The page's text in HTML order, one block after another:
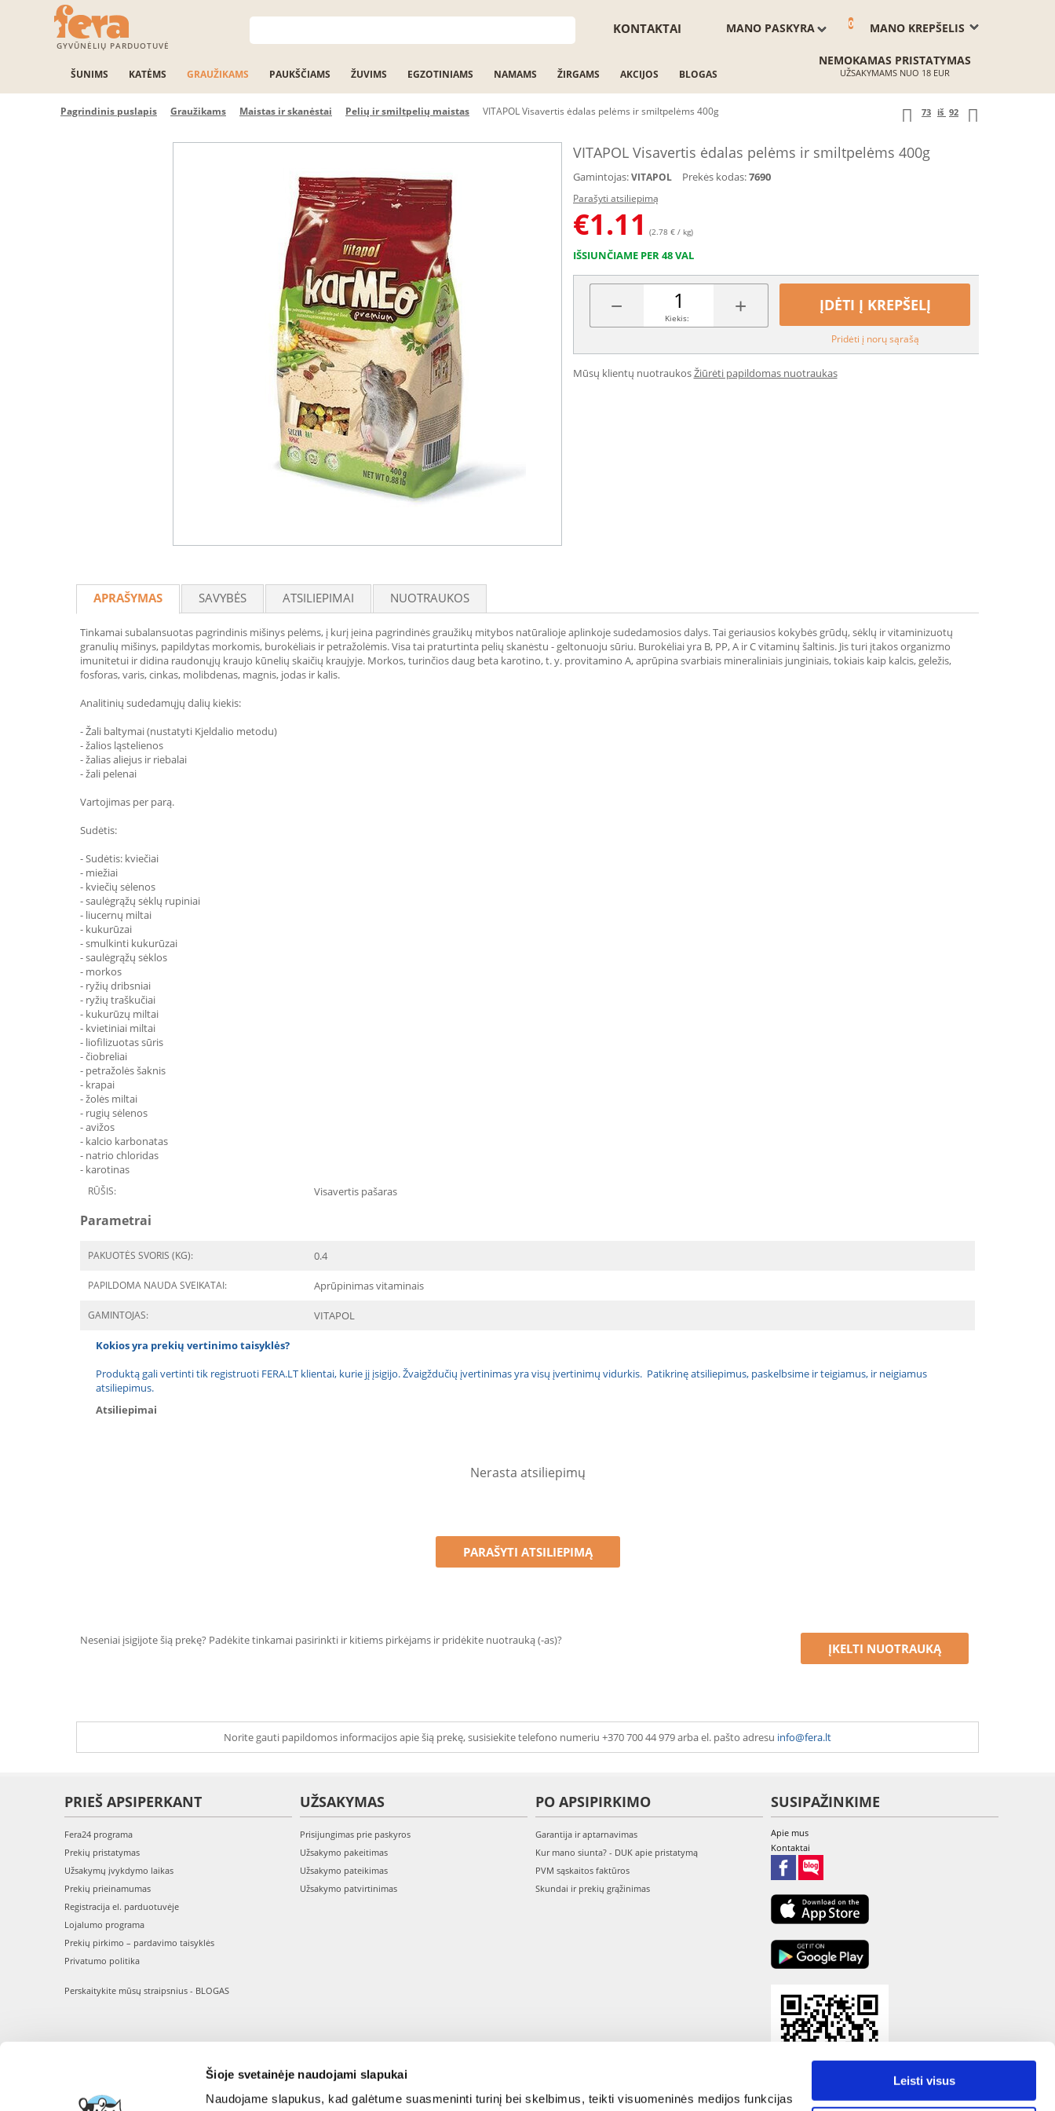
Šioje svetainėje naudojami slapukai
Naudojame slapukus, kad galėtume suasmeninti turinį bei skelbimus, teikti visuomeninės medijos funkcijas
Leisti visus
GYVŪNĖLIŲ PARDUOTUVĖ
MANO KREPŠELIS
0
MANO PASKYRA
KONTAKTAI
ŠUNIMS KATĖMS GRAUŽIKAMS PAUKŠČIAMS ŽUVIMS EGZOTINIAMS NAMAMS ŽIRGAMS AKCIJOS BLOGAS
NEMOKAMAS PRISTATYMAS
UŽSAKYMAMS NUO 18 EUR
Pagrindinis puslapis Graužikams Maistas ir skanėstai Pelių ir smiltpelių maistas VITAPOL Visavertis ėdalas pelėms ir smiltpelėms 400g 73 iš 92
VITAPOL Visavertis ėdalas pelėms ir smiltpelėms 400g
Gamintojas: VITAPOL Prekės kodas:7690
Parašyti atsiliepimą
€1.11 (2.78 € / kg)
IŠSIUNČIAME PER 48 VAL
− +
Kiekis:
ĮDĖTI Į KREPŠELĮ
Pridėti į norų sąrašą
Mūsų klientų nuotraukosŽiūrėti papildomas nuotraukas
APRAŠYMAS SAVYBĖS ATSILIEPIMAI NUOTRAUKOS
Tinkamai subalansuotas pagrindinis mišinys pelėms, į kurį įeina pagrindinės graužikų mitybos natūralioje aplinkoje sudedamosios dalys. Tai geriausios kokybės grūdų, sėklų ir vitaminizuotų
granulių mišinys, papildytas morkomis, burokėliais ir petražolėmis. Visa tai praturtinta pelių skanėstu - geltonuoju sūriu. Burokėliai yra B, PP, A ir C vitaminų šaltinis. Jis turi įtakos organizmo
imunitetui ir didina raudonųjų kraujo kūnelių skaičių kraujyje. Morkos, turinčios daug beta karotino, t. y. provitamino A, aprūpina svarbiais mineraliniais junginiais, tokiais kaip kalcis, geležis,
fosforas, varis, cinkas, molibdenas, magnis, jodas ir kalis.
Analitinių sudedamųjų dalių kiekis:
- Žali baltymai (nustatyti Kjeldalio metodu)
- žalios ląstelienos
- žalias aliejus ir riebalai
- žali pelenai
Vartojimas per parą.
Sudėtis:
- Sudėtis: kviečiai
- miežiai
- kviečių sėlenos
- saulėgrąžų sėklų rupiniai
- liucernų miltai
- kukurūzai
- smulkinti kukurūzai
- saulėgrąžų sėklos
- morkos
- ryžių dribsniai
- ryžių traškučiai
- kukurūzų miltai
- kvietiniai miltai
- liofilizuotas sūris
- čiobreliai
- petražolės šaknis
- krapai
- žolės miltai
- rugių sėlenos
- avižos
- kalcio karbonatas
- natrio chloridas
- karotinas
RŪŠIS: Visavertis pašaras
Parametrai
PAKUOTĖS SVORIS (KG): 0.4
PAPILDOMA NAUDA SVEIKATAI: Aprūpinimas vitaminais
GAMINTOJAS: VITAPOL
Kokios yra prekių vertinimo taisyklės?
Produktą gali vertinti tik registruoti FERA.LT klientai, kurie jį įsigijo. Žvaigždučių įvertinimas yra visų įvertinimų vidurkis. Patikrinę atsiliepimus, paskelbsime ir teigiamus, ir neigiamus
atsiliepimus.
Atsiliepimai
Nerasta atsiliepimų
PARAŠYTI ATSILIEPIMĄ
Neseniai įsigijote šią prekę? Padėkite tinkamai pasirinkti ir kitiems pirkėjams ir pridėkite nuotrauką (-as)?
ĮKELTI NUOTRAUKĄ
Norite gauti papildomos informacijos apie šią prekę, susisiekite telefono numeriu +370 700 44 979 arba el. pašto adresu info@fera.lt
PRIEŠ APSIPERKANT
Fera24 programa
Prekių pristatymas
Užsakymų įvykdymo laikas
Prekių prieinamumas
Registracija el. parduotuvėje
Lojalumo programa
Prekių pirkimo – pardavimo taisyklės
Privatumo politika
Perskaitykite mūsų straipsnius - BLOGAS
UŽSAKYMAS
Prisijungimas prie paskyros
Užsakymo pakeitimas
Užsakymo pateikimas
Užsakymo patvirtinimas
PO APSIPIRKIMO
Garantija ir aptarnavimas
Kur mano siunta? - DUK apie pristatymą
PVM sąskaitos faktūros
Skundai ir prekių grąžinimas
SUSIPAŽINKIME
Apie mus
Kontaktai